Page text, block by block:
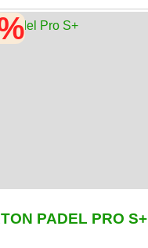
PADEL PRO S+